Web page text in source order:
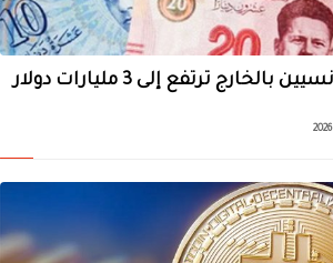
تحويلات التونسيين بالخارج ترتفع إلى 3 مليارات دولار